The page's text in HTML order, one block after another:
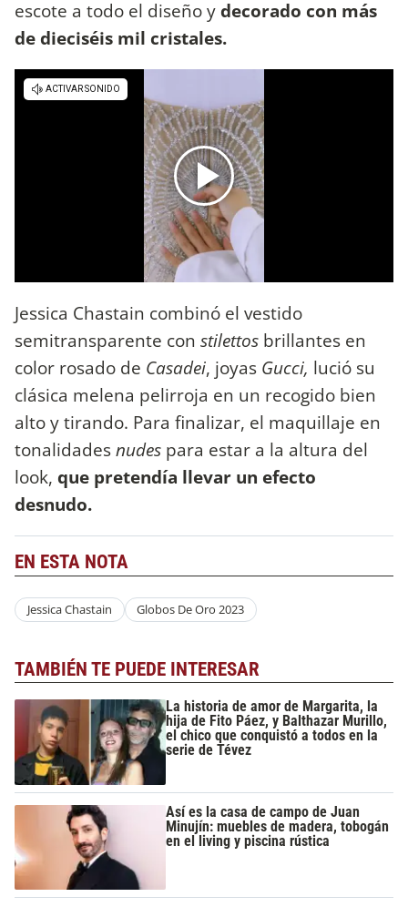
escote a todo el diseño ydecorado con más
de dieciséis mil cristales.
Jessica Chastain combinó el vestido
semitransparente con stilettos brillantes en
color rosado de Casadei, joyas Gucci, lució su
clásica melena pelirroja en un recogido bien
alto y tirando. Para finalizar, el maquillaje en
tonalidadesnudes para estar a la altura del
look, que pretendía llevar un efecto
desnudo.
EN ESTA NOTA
Jessica Chastain Globos De Oro 2023
TAMBIÉN TE PUEDE INTERESAR
La historia de amor de Margarita, la
hija de Fito Páez, y Balthazar Murillo,
el chico que conquistó a todos en la
serie de Tévez
Así es la casa de campo de Juan
Minujín: muebles de madera, tobogán
en el living y piscina rústica